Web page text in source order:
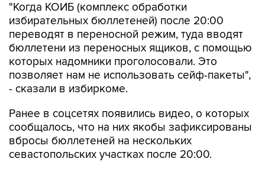
"Когда КОИБ (комплекс обработки
избирательных бюллетеней) после 20:00
переводят в переносной режим, туда вводят
бюллетени из переносных ящиков, с помощью
которых надомники проголосовали. Это
позволяет нам не использовать сейф-пакеты",
- сказали в избиркоме.
Ранее в соцсетях появились видео, о которых
сообщалось, что на них якобы зафиксированы
вбросы бюллетеней на нескольких
севастопольских участках после 20:00.